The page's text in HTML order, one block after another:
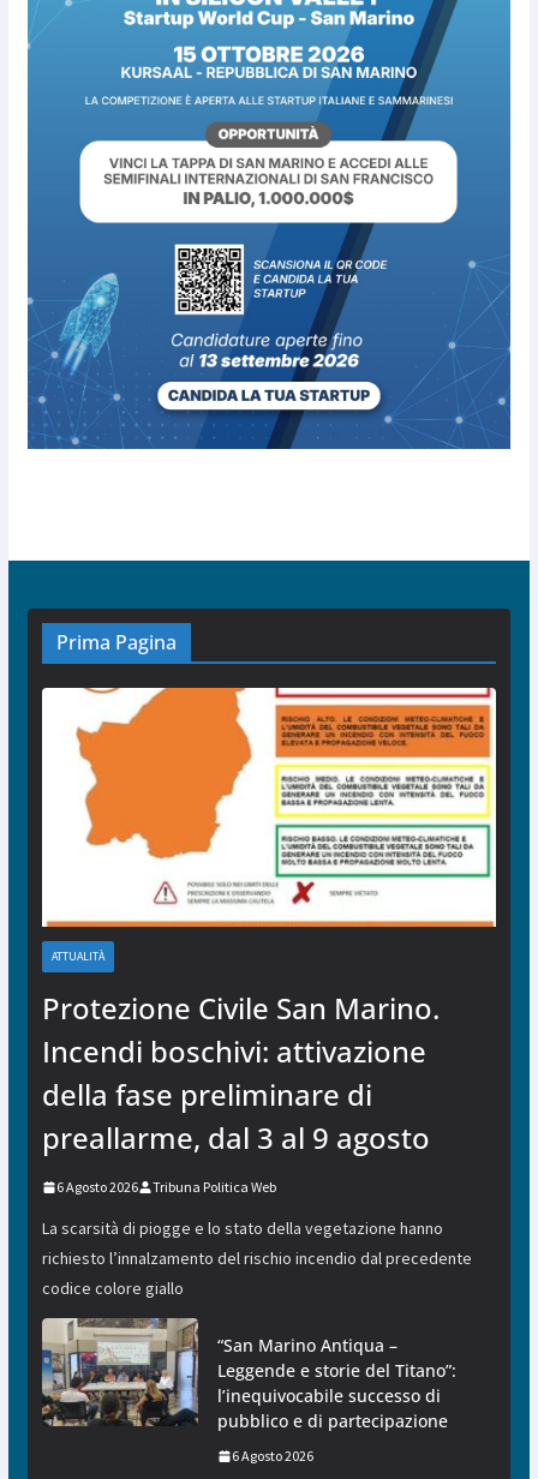
Prima Pagina
ATTUALITÀ
Protezione Civile San Marino.
Incendi boschivi: attivazione
della fase preliminare di
preallarme, dal 3 al 9 agosto
6 Agosto 2026 Tribuna Politica Web
La scarsità di piogge e lo stato della vegetazione hanno
richiesto l’innalzamento del rischio incendio dal precedente
codice colore giallo
“San Marino Antiqua –
Leggende e storie del Titano”:
l’inequivocabile successo di
pubblico e di partecipazione
6 Agosto 2026